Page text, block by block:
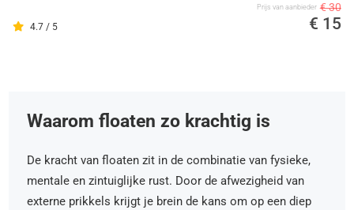
4.7 / 5
Prijs van aanbieder € 30
€ 15
Waarom floaten zo krachtig is
De kracht van floaten zit in de combinatie van fysieke,
mentale en zintuiglijke rust. Door de afwezigheid van
externe prikkels krijgt je brein de kans om op een diep